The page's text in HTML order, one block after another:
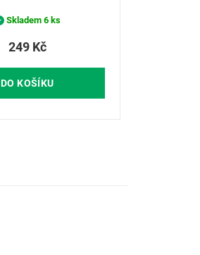
249 Kč
DO KOŠÍKU
Skladem 6 ks